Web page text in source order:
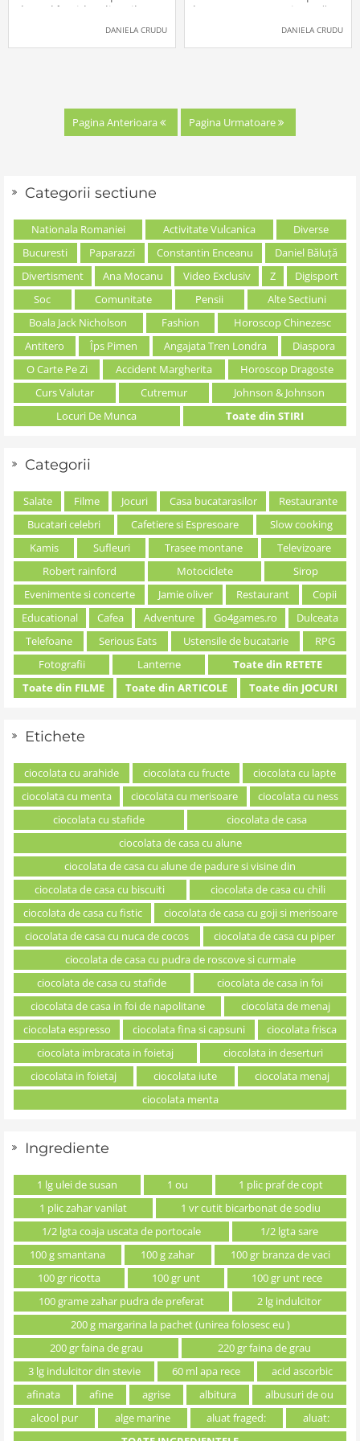
dansul în videoclipurile
celor mai cunoscuți
nu a ținut mult, iar Daniela
[…]The post Daniela
DANIELA CRUDU
la munte. Fosta asistentă Tv
s-a întâlnit cu un urs în
care trebuia s-o facă pe
DANIELA CRUDU
Pagina Anterioara Pagina Urmatoare
Categorii sectiune
Nationala Romaniei Activitate Vulcanica
Diverse
Bucuresti
Paparazzi Constantin Enceanu
Daniel Băluță
Divertisment
Ana Mocanu Video Exclusiv Z
Digisport
Soc
Comunitate Pensii
Alte Sectiuni
Boala Jack Nicholson
Fashion
Horoscop Chinezesc
Antitero
Îps Pimen Angajata Tren Londra
Diaspora
O Carte Pe Zi
Accident Margherita
Horoscop Dragoste
Curs Valutar
Cutremur
Johnson & Johnson
Locuri De Munca
Toate din STIRI
Categorii
Salate Filme Jocuri Casa bucatarasilor
Restaurante
Bucatari celebri
Cafetiere si Espresoare
Slow cooking
Kamis
Sufleuri Trasee montane
Televizoare
Robert rainford
Motociclete
Sirop
Evenimente si concerte
Jamie oliver Restaurant
Copii
Educational
Cafea Adventure Go4games.ro
Dulceata
Telefoane
Serious Eats Ustensile de bucatarie
RPG
Fotografii
Lanterne
Toate din RETETE
Toate din FILME
Toate din ARTICOLE Toate din JOCURI
Etichete
ciocolata cu arahide ciocolata cu fructe
ciocolata cu lapte
ciocolata cu menta
ciocolata cu merisoare
ciocolata cu ness
ciocolata cu stafide
ciocolata de casa
ciocolata de casa cu alune
ciocolata de casa cu alune de padure si visine din
ciocolata de casa cu biscuiti
ciocolata de casa cu chili
ciocolata de casa cu fistic
ciocolata de casa cu goji si merisoare
ciocolata de casa cu nuca de cocos
ciocolata de casa cu piper
ciocolata de casa cu pudra de roscove si curmale
ciocolata de casa cu stafide
ciocolata de casa in foi
ciocolata de casa in foi de napolitane
ciocolata de menaj
ciocolata espresso
ciocolata fina si capsuni
ciocolata frisca
ciocolata imbracata in foietaj
ciocolata in deserturi
ciocolata in foietaj
ciocolata iute
ciocolata menaj
ciocolata menta
Ingrediente
1 lg ulei de susan 1 ou
1 plic praf de copt
1 plic zahar vanilat
1 vr cutit bicarbonat de sodiu
1/2 lgta coaja uscata de portocale
1/2 lgta sare
100 g smantana
100 g zahar
100 gr branza de vaci
100 gr ricotta
100 gr unt
100 gr unt rece
100 grame zahar pudra de preferat
2 lg indulcitor
200 g margarina la pachet (unirea folosesc eu )
200 gr faina de grau
220 gr faina de grau
3 lg indulcitor din stevie
60 ml apa rece
acid ascorbic
afinata
afine agrise albitura
albusuri de ou
alcool pur
alge marine aluat fraged:
aluat: